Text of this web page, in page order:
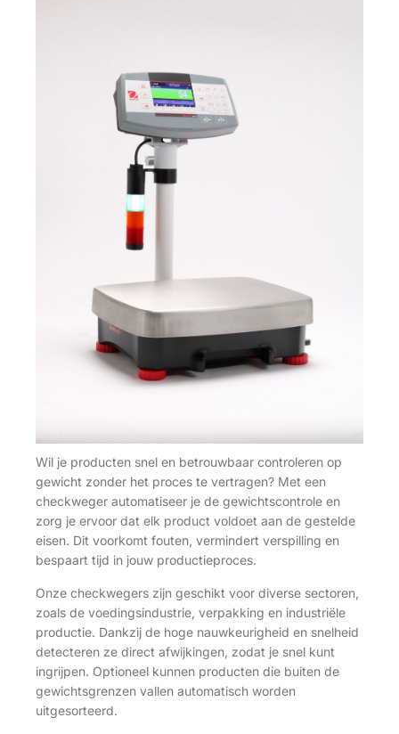
Wil je producten snel en betrouwbaar controleren op
gewicht zonder het proces te vertragen? Met een
checkweger automatiseer je de gewichtscontrole en
zorg je ervoor dat elk product voldoet aan de gestelde
eisen. Dit voorkomt fouten, vermindert verspilling en
bespaart tijd in jouw productieproces.
Onze checkwegers zijn geschikt voor diverse sectoren,
zoals de voedingsindustrie, verpakking en industriële
productie. Dankzij de hoge nauwkeurigheid en snelheid
detecteren ze direct afwijkingen, zodat je snel kunt
ingrijpen. Optioneel kunnen producten die buiten de
gewichtsgrenzen vallen automatisch worden
uitgesorteerd.